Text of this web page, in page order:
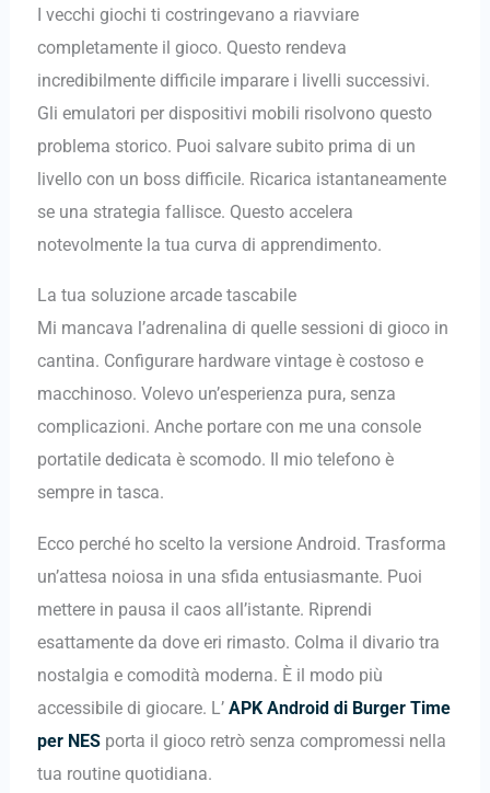
I vecchi giochi ti costringevano a riavviare
completamente il gioco. Questo rendeva
incredibilmente difficile imparare i livelli successivi.
Gli emulatori per dispositivi mobili risolvono questo
problema storico. Puoi salvare subito prima di un
livello con un boss difficile. Ricarica istantaneamente
se una strategia fallisce. Questo accelera
notevolmente la tua curva di apprendimento.
La tua soluzione arcade tascabile
Mi mancava l’adrenalina di quelle sessioni di gioco in
cantina. Configurare hardware vintage è costoso e
macchinoso. Volevo un’esperienza pura, senza
complicazioni. Anche portare con me una console
portatile dedicata è scomodo. Il mio telefono è
sempre in tasca.
Ecco perché ho scelto la versione Android. Trasforma
un’attesa noiosa in una sfida entusiasmante. Puoi
mettere in pausa il caos all’istante. Riprendi
esattamente da dove eri rimasto. Colma il divario tra
nostalgia e comodità moderna. È il modo più
accessibile di giocare. L’ APK Android di Burger Time
per NESporta il gioco retrò senza compromessi nella
tua routine quotidiana.